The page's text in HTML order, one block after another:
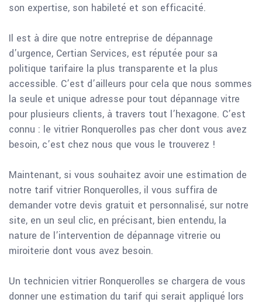
son expertise, son habileté et son efficacité.
Il est à dire que notre entreprise de dépannage
d’urgence, Certian Services, est réputée pour sa
politique tarifaire la plus transparente et la plus
accessible. C’est d’ailleurs pour cela que nous sommes
la seule et unique adresse pour tout dépannage vitre
pour plusieurs clients, à travers tout l’hexagone. C’est
connu : le vitrier Ronquerolles pas cher dont vous avez
besoin, c’est chez nous que vous le trouverez !
Maintenant, si vous souhaitez avoir une estimation de
notre tarif vitrier Ronquerolles, il vous suffira de
demander votre devis gratuit et personnalisé, sur notre
site, en un seul clic, en précisant, bien entendu, la
nature de l’intervention de dépannage vitrerie ou
miroiterie dont vous avez besoin.
Un technicien vitrier Ronquerolles se chargera de vous
donner une estimation du tarif qui serait appliqué lors